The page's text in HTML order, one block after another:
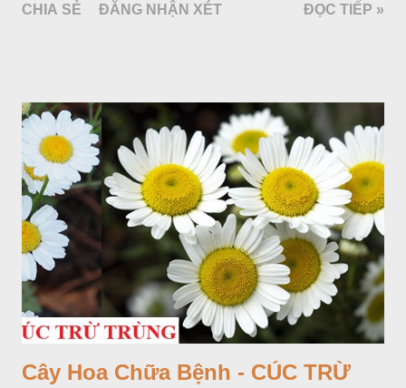
CHIA SẺ ĐĂNG NHẬN XÉT ĐỌC TIẾP »
Cây Hoa Chữa Bệnh - CÚC TRỪ